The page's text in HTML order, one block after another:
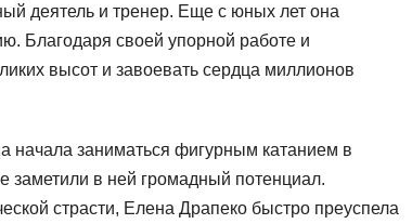
деятель и тренер. Еще с юных лет она
Благодаря своей упорной работе и
высот и завоевать сердца миллионов
начала заниматься фигурным катанием в
заметили в ней громадный потенциал.
страсти, Елена Драпеко быстро преуспела